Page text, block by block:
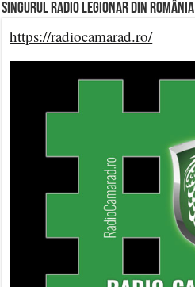
Singurul Radio Legionar din România
https://radiocamarad.ro/